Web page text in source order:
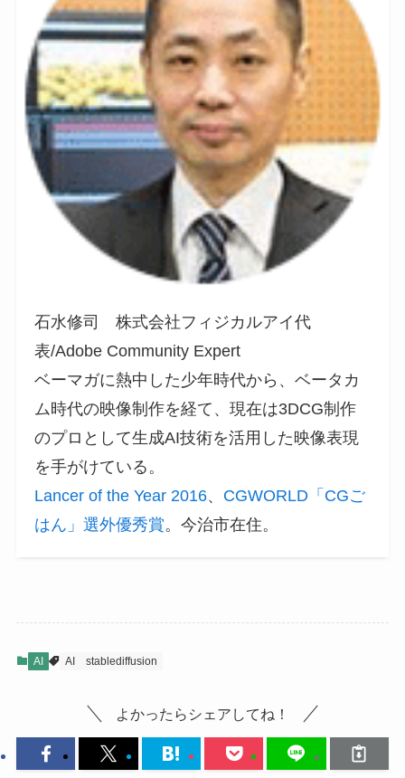
石水修司 株式会社フィジカルアイ代
表/Adobe Community Expert
ベーマガに熱中した少年時代から、ベータカ
ム時代の映像制作を経て、現在は3DCG制作
のプロとして生成AI技術を活用した映像表現
を手がけている。
Lancer of the Year 2016、 CGWORLD「CGご
はん」選外優秀賞。今治市在住。
AI AI stablediffusion
よかったらシェアしてね！